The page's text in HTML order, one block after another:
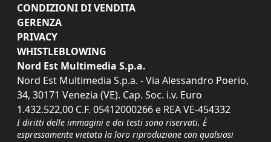
CONDIZIONI DI VENDITA
GERENZA
PRIVACY
WHISTLEBLOWING
Nord Est Multimedia S.p.a.
Nord Est Multimedia S.p.a. - Via Alessandro Poerio,
34, 30171 Venezia (VE). Cap. Soc. i.v. Euro
1.432.522,00 C.F. 05412000266 e REA VE-454332
I diritti delle immagini e dei testi sono riservati. È
espressamente vietata la loro riproduzione con qualsiasi